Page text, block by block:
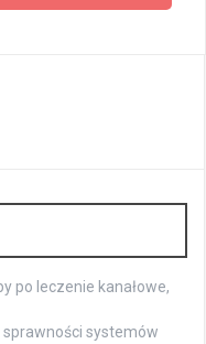
po leczenie kanałowe,
systemów